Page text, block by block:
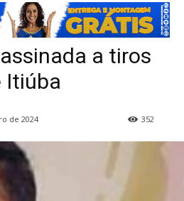
a tiros
Itiúba
de 2024 352